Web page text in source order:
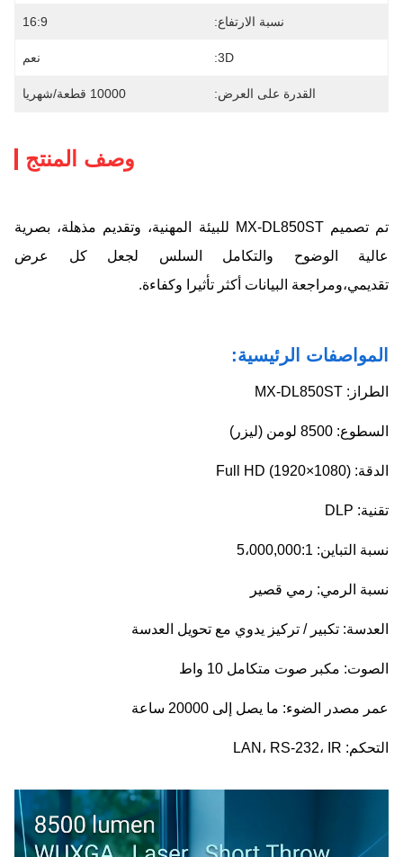
نسبة الارتفاع: 16:9
3D: نعم
القدرة على العرض: 10000 قطعة/شهريا
وصف المنتج
تم تصميم MX-DL850ST للبيئة المهنية، وتقديم مذهلة، بصرية
عالية الوضوح والتكامل السلس لجعل كل عرض
تقديمي،ومراجعة البيانات أكثر تأثيرا وكفاءة.
المواصفات الرئيسية:
الطراز: MX-DL850ST
السطوع: 8500 لومن (ليزر)
الدقة: Full HD (1920×1080)
تقنية: DLP
نسبة التباين: 5،000,000:1
نسبة الرمي: رمي قصير
العدسة: تكبير / تركيز يدوي مع تحويل العدسة
الصوت: مكبر صوت متكامل 10 واط
عمر مصدر الضوء: ما يصل إلى 20000 ساعة
التحكم: LAN، RS-232، IR